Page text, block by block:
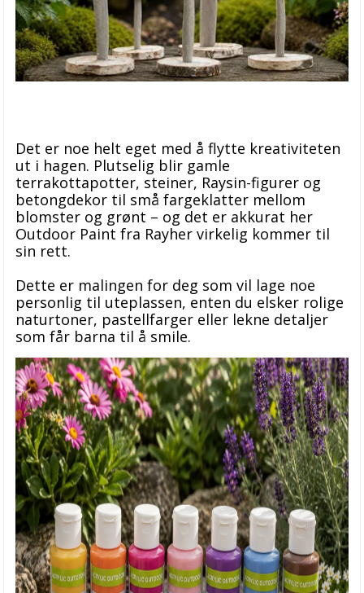
Det er noe helt eget med å flytte kreativiteten
ut i hagen. Plutselig blir gamle
terrakottapotter, steiner, Raysin-figurer og
betongdekor til små fargeklatter mellom
blomster og grønt – og det er akkurat her
Outdoor Paint fra Rayher virkelig kommer til
sin rett.
Dette er malingen for deg som vil lage noe
personlig til uteplassen, enten du elsker rolige
naturtoner, pastellfarger eller lekne detaljer
som får barna til å smile.